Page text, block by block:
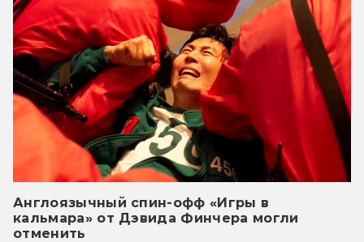
Англоязычный спин-офф «Игры в
кальмара» от Дэвида Финчера могли
отменить